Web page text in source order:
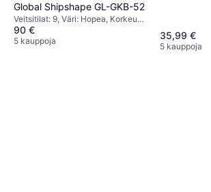
Global Shipshape GL-GKB-52
Veitsitilat: 9, Väri: Hopea, Korkeus:
28 cm, Leveys: 10 cm, Pituus: 20
cm
90 €
5 kauppoja 35,99 €
5 kauppoja